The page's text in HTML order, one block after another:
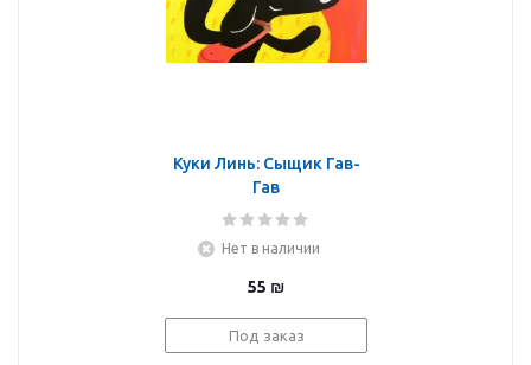
Куки Линь: Сыщик Гав-
Гав
Нет в наличии
55 ₪
Под заказ